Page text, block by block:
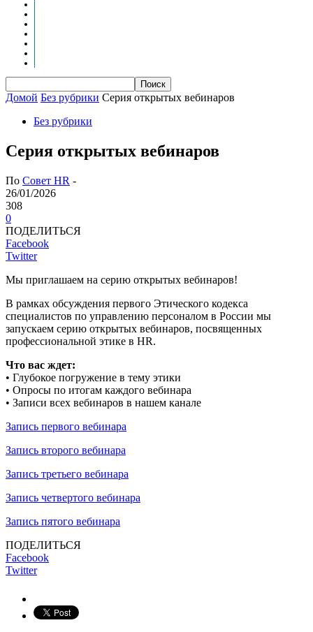
Домой Без рубрики Серия открытых вебинаров
Без рубрики
Серия открытых вебинаров
По Совет HR -
26/01/2026
308
0
ПОДЕЛИТЬСЯ
Facebook
Twitter
Мы приглашаем на серию открытых вебинаров!
В рамках обсуждения первого Этического кодекса
специалистов по управлению персоналом в России мы
запускаем серию открытых вебинаров, посвященных
профессиональной этике в HR.
Что вас ждет:
• Глубокое погружение в тему этики
• Опросы по итогам каждого вебинара
• Записи всех вебинаров в нашем канале
Запись первого вебинара
Запись второго вебинара
Запись третьего вебинара
Запись четвертого вебинара
Запись пятого вебинара
ПОДЕЛИТЬСЯ
Facebook
Twitter